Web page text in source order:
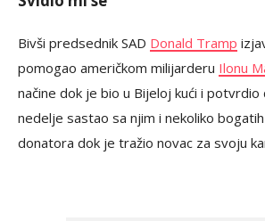
Bivši predsednik SAD Donald Tramp
pomogao američkom milijarderu Ilonu
načine dok je bio u Bijeloj kući i potvrdio
nedelje sastao sa njim i nekoliko
donatora dok je tražio novac za svoju